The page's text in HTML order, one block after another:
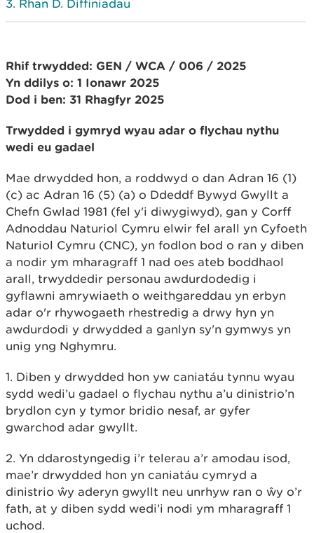
Rhan D. Diffiniadau
Rhif trwydded: GEN / WCA / 006 / 2025
Yn ddilys o: 1 Ionawr 2025
Dod i ben: 31 Rhagfyr 2025
Trwydded i gymryd wyau adar o flychau nythu
wedi eu gadael
Mae drwydded hon, a roddwyd o dan Adran 16 (1)
(c) ac Adran 16 (5) (a) o Ddeddf Bywyd Gwyllt a
Chefn Gwlad 1981 (fel y'i diwygiwyd), gan y Corff
Adnoddau Naturiol Cymru elwir fel arall yn Cyfoeth
Naturiol Cymru (CNC), yn fodlon bod o ran y diben
a nodir ym mharagraff 1 nad oes ateb boddhaol
arall, trwyddedir personau awdurdodedig i
gyflawni amrywiaeth o weithgareddau yn erbyn
adar o'r rhywogaeth rhestredig a drwy hyn yn
awdurdodi y drwydded a ganlyn sy'n gymwys yn
unig yng Nghymru.
1. Diben y drwydded hon yw caniatáu tynnu wyau
sydd wedi’u gadael o flychau nythu a’u dinistrio’n
brydlon cyn y tymor bridio nesaf, ar gyfer
gwarchod adar gwyllt.
2. Yn ddarostyngedig i’r telerau a’r amodau isod,
mae’r drwydded hon yn caniatáu cymryd a
dinistrio ŵy aderyn gwyllt neu unrhyw ran o ŵy o’r
fath, at y diben sydd wedi’i nodi ym mharagraff 1
uchod.